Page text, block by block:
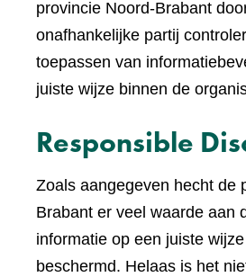
provincie Noord-Brabant
onafhankelijke partij
toepassen van
juiste wijze binnen de
Responsible
Zoals aangegeven hecht de
Brabant er veel waarde aan
informatie op een juiste
beschermd. Helaas is het